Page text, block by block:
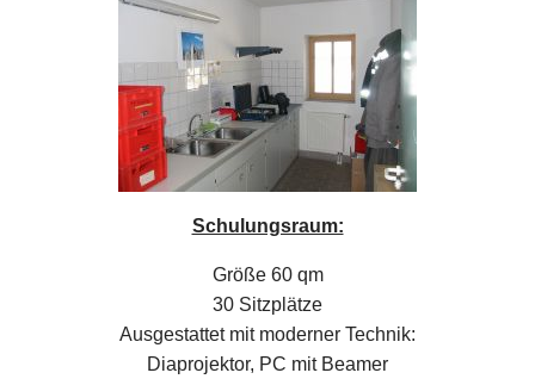
Schulungsraum:
Größe 60 qm
30 Sitzplätze
Ausgestattet mit moderner Technik:
Diaprojektor, PC mit Beamer